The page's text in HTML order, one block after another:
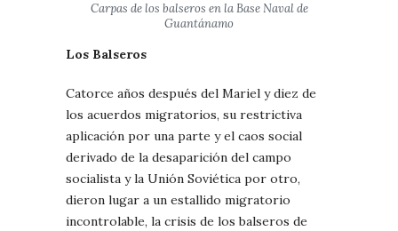
Carpas de los balseros en la Base Naval de
Guantánamo
Los Balseros
Catorce años después del Mariel y diez de
los acuerdos migratorios, su restrictiva
aplicación por una parte y el caos social
derivado de la desaparición del campo
socialista y la Unión Soviética por otro,
dieron lugar a un estallido migratorio
incontrolable, la crisis de los balseros de